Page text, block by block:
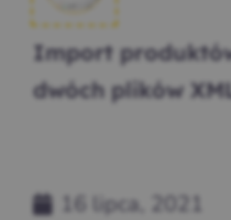
Import
dwóch plików
16 lipca, 2021